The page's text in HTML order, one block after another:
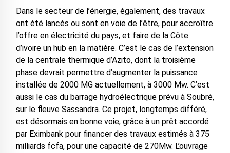
Dans le secteur de l’énergie, également, des travaux
ont été lancés ou sont en voie de l’être, pour accroître
l’offre en électricité du pays, et faire de la Côte
d’ivoire un hub en la matière. C’est le cas de l’extension
de la centrale thermique d’Azito, dont la troisième
phase devrait permettre d’augmenter la puissance
installée de 2000 MG actuellement, à 3000 Mw. C’est
aussi le cas du barrage hydroélectrique prévu à Soubré,
sur le fleuve Sassandra. Ce projet, longtemps différé,
est désormais en bonne voie, grâce à un prêt accordé
par Eximbank pour financer des travaux estimés à 375
milliards fcfa, pour une capacité de 270Mw. L’ouvrage